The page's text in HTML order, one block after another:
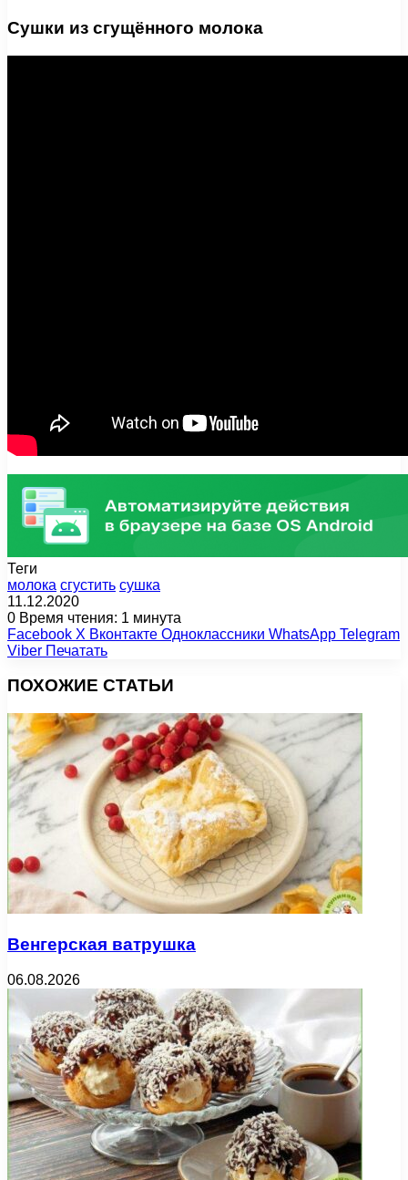
Сушки из сгущённого молока
Теги
молока сгустить сушка
11.12.2020
0 Время чтения: 1 минута
Facebook X Вконтакте Одноклассники WhatsApp Telegram
Viber Печатать
ПОХОЖИЕ СТАТЬИ
Венгерская ватрушка
06.08.2026